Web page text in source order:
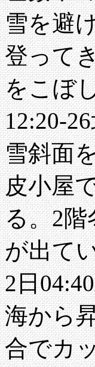
雪を避
登って
をこぼ
12:20-
雪斜面
皮小屋
る。2
が出て
2日
海から
合でカ